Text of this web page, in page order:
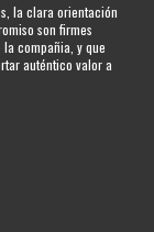
la clara orientación
son firmes
compañia, y que
auténtico valor a